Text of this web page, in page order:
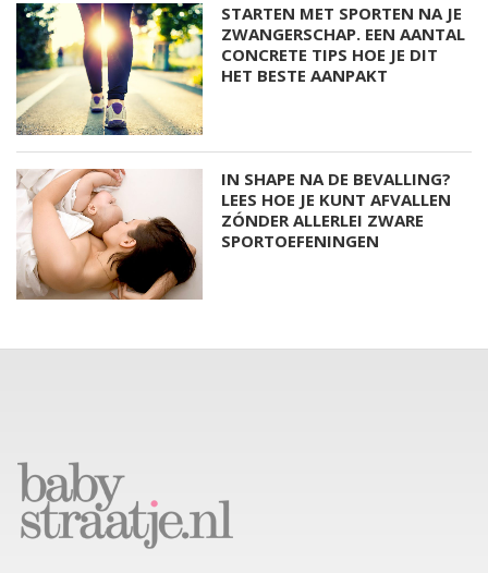
STARTEN MET SPORTEN NA JE
ZWANGERSCHAP. EEN AANTAL
CONCRETE TIPS HOE JE DIT
HET BESTE AANPAKT
IN SHAPE NA DE BEVALLING?
LEES HOE JE KUNT AFVALLEN
ZÓNDER ALLERLEI ZWARE
SPORTOEFENINGEN